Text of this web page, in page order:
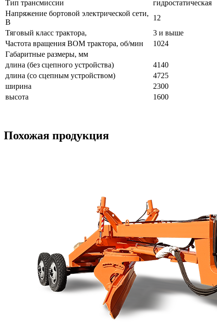
Тип трансмиссии
гидростатическая
Напряжение бортовой электрической сети,
В
12
Тяговый класс трактора,
3 и выше
Частота вращения ВОМ трактора, об/мин
1024
Габаритные размеры, мм
длина (без сцепного устройства)
4140
длина (со сцепным устройством)
4725
ширина
2300
высота
1600
Похожая продукция